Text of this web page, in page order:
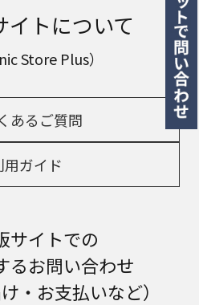
イトについて
Store Plus）
あるご質問
用ガイド
サイトでの
るお問い合わせ
・お支払いなど）